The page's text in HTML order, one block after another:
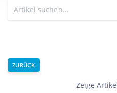
ZURÜCK
Zeige